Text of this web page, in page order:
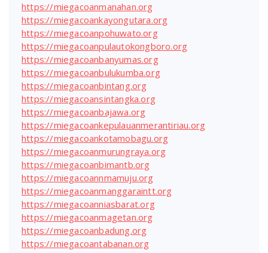
https://miegacoanmanahan.org
https://miegacoankayongutara.org
https://miegacoanpohuwato.org
https://miegacoanpulautokongboro.org
https://miegacoanbanyumas.org
https://miegacoanbulukumba.org
https://miegacoanbintang.org
https://miegacoansintangka.org
https://miegacoanbajawa.org
https://miegacoankepulauanmerantiriau.org
https://miegacoankotamobagu.org
https://miegacoanmurungraya.org
https://miegacoanbimantb.org
https://miegacoannmamuju.org
https://miegacoanmanggaraintt.org
https://miegacoanniasbarat.org
https://miegacoanmagetan.org
https://miegacoanbadung.org
https://miegacoantabanan.org